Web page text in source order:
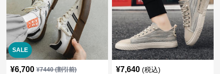
SALE
¥6,700 ¥7440(割引前) ¥7,640 (税込)